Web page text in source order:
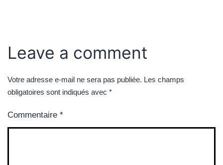
Leave a comment
Votre adresse e-mail ne sera pas publiée. Les champs
obligatoires sont indiqués avec *
Commentaire *